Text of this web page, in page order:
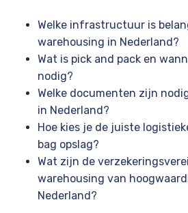
Welke infrastructuur is
warehousing in Nederland?
Wat is pick and pack en
nodig?
Welke documenten zijn
in Nederland?
Hoe kies je de juiste
bag opslag?
Wat zijn de
warehousing van
Nederland?